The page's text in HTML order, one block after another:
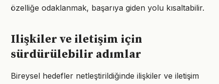
özelliğe odaklanmak, başarıya giden yolu kısaltabilir.
Ilişkiler ve iletişim için
sürdürülebilir adımlar
Bireysel hedefler netleştirildiğinde ilişkiler ve iletişim